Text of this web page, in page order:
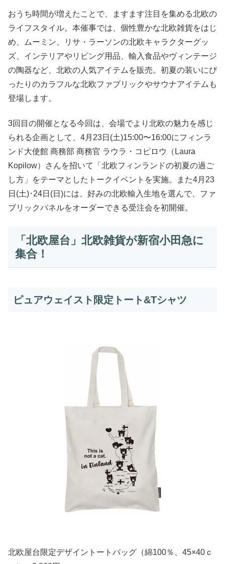
おうち時間が増えたことで、ますます注目を集める北欧の
ライフスタイル。本催事では、個性豊かな北欧雑貨をはじ
め、ムーミン、リサ・ラーソンの北欧キャラクターグッ
ズ、インテリアやリビング用品、輸入食品やヴィンテージ
の陶器など、北欧の人気アイテムを販売。初夏の装いにぴ
ったりのカラフルな北欧ファブリックやサウナアイテムも
登場します。
3回目の開催となる今回は、会場でより北欧の魅力を感じ
られる企画として、4月23日(土)15:00〜16:00にフィンラ
ンド大使館 商務部 商務官 ラウラ・コピロウ（Laura
Kopilow）さんを招いて「北欧フィンランドの初夏の過ご
し方」をテーマとしたトークイベントを実施。また4月23
日(土)･24日(日)には、好みの北欧輸入生地を選んで、ファ
ブリックパネルをオーダーできる受注会を初開催。
「北欧屋台」北欧雑貨が新宿小田急に
集合！
ピュアウェイスト限定トート&Tシャツ
北欧屋台限定デザイントートバッグ（綿100％、45×40ｃ